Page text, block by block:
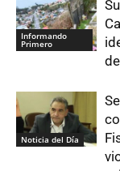
Informando
Primero
Noticia del Día